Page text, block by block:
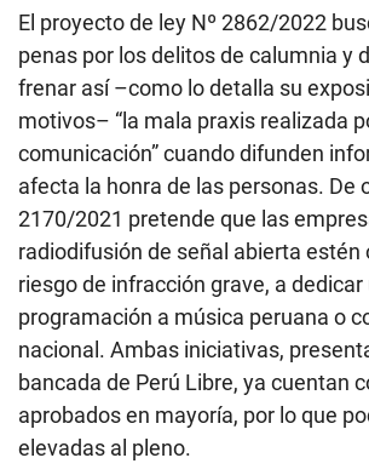
El proyecto de ley Nº 2862/2022
penas por los delitos de calumnia y
frenar así –como lo detalla su
motivos– “la mala praxis realizada
comunicación” cuando difunden
afecta la honra de las personas. De
2170/2021 pretende que las
radiodifusión de señal abierta estén
riesgo de infracción grave, a dedicar
programación a música peruana o
nacional. Ambas iniciativas,
bancada de Perú Libre, ya cuentan
aprobados en mayoría, por lo que
elevadas al pleno.